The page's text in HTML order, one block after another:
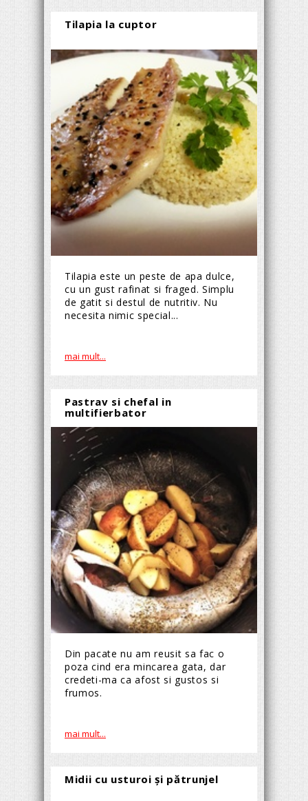
Tilapia la cuptor
Tilapia este un peste de apa dulce,
cu un gust rafinat si fraged. Simplu
de gatit si destul de nutritiv. Nu
necesita nimic special...
mai mult...
Pastrav si chefal in
multifierbator
Din pacate nu am reusit sa fac o
poza cind era mincarea gata, dar
credeti-ma ca afost si gustos si
frumos.
mai mult...
Midii cu usturoi și pătrunjel